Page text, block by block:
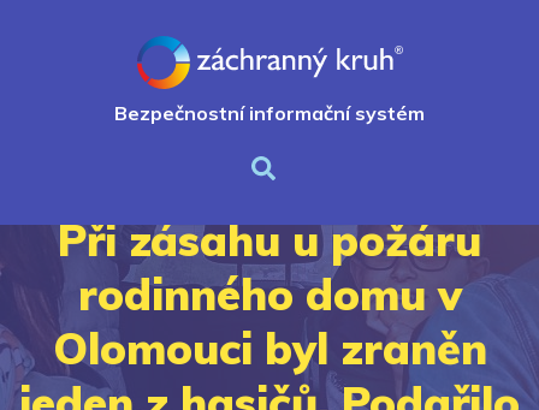
Bezpečnostní informační systém
Při zásahu u požáru
rodinného domu v
Olomouci byl zraněn